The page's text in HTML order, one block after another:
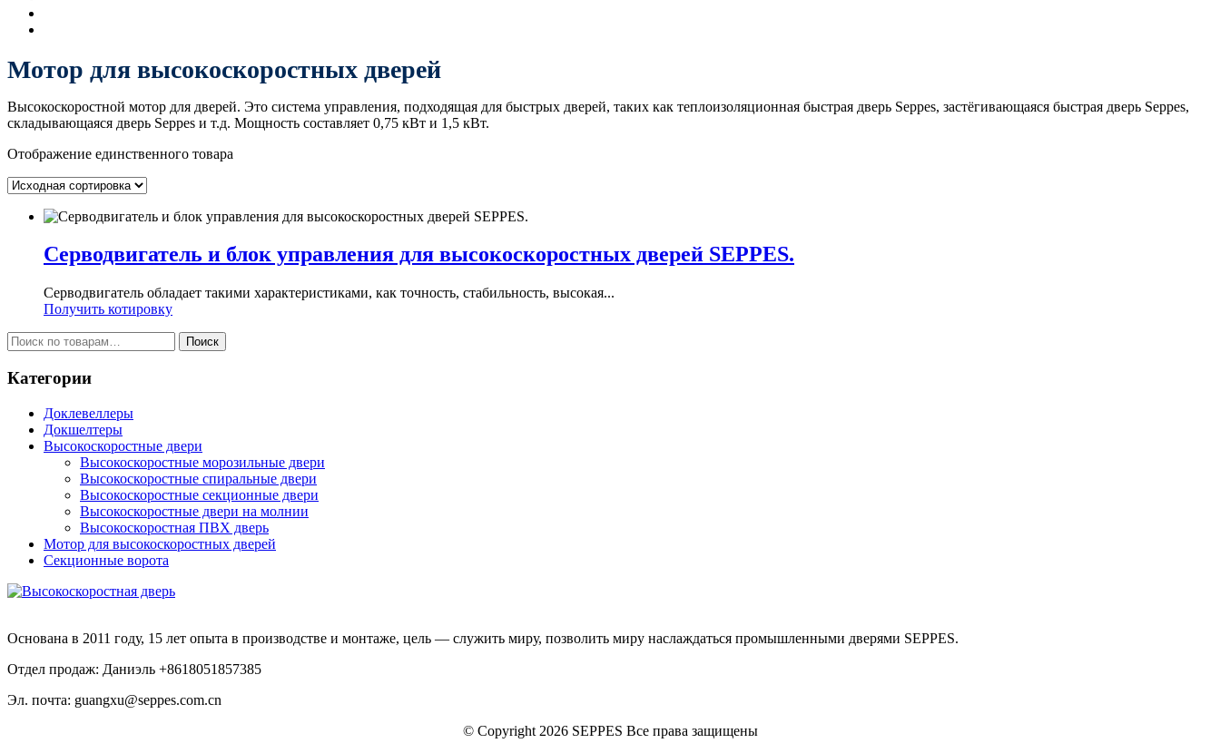
Мотор для высокоскоростных дверей
Высокоскоростной мотор для дверей. Это система управления, подходящая для быстрых дверей, таких как теплоизоляционная быстрая дверь Seppes, застёгивающаяся быстрая дверь Seppes,
складывающаяся дверь Seppes и т.д. Мощность составляет 0,75 кВт и 1,5 кВт.
Отображение единственного товара
Серводвигатель и блок управления для высокоскоростных дверей SEPPES.
Серводвигатель обладает такими характеристиками, как точность, стабильность, высокая...
Получить котировку
Искать:
Поиск
Категории
Доклевеллеры
Докшелтеры
Высокоскоростные двери
Высокоскоростные морозильные двери
Высокоскоростные спиральные двери
Высокоскоростные секционные двери
Высокоскоростные двери на молнии
Высокоскоростная ПВХ дверь
Мотор для высокоскоростных дверей
Секционные ворота
Основана в 2011 году, 15 лет опыта в производстве и монтаже, цель — служить миру, позволить миру наслаждаться промышленными дверями SEPPES.
Отдел продаж: Даниэль +8618051857385
Эл. почта: guangxu@seppes.com.cn
© Copyright 2026 SEPPES Все права защищены